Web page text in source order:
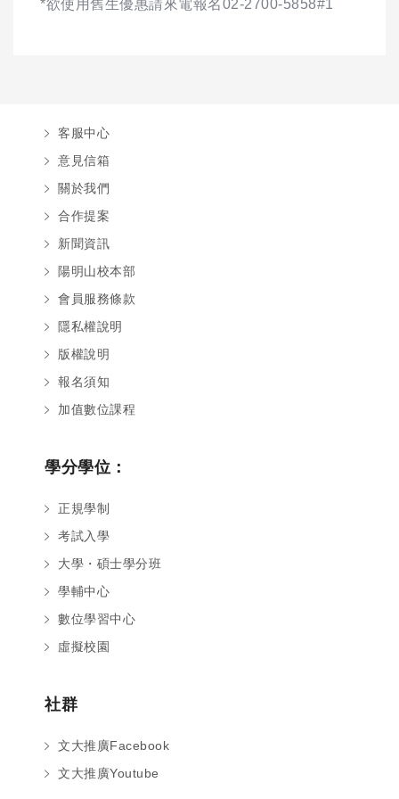
*欲使用舊生優惠請來電報名02-2700-5858#1
客服中心
意見信箱
關於我們
合作提案
新聞資訊
陽明山校本部
會員服務條款
隱私權說明
版權說明
報名須知
加值數位課程
學分學位：
正規學制
考試入學
大學・碩士學分班
學輔中心
數位學習中心
虛擬校園
社群
文大推廣Facebook
文大推廣Youtube